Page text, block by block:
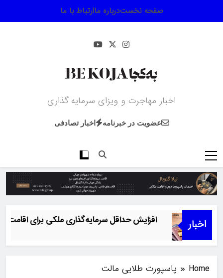
صفحه نخستدرباره ماارتباط با ما
اخبار مهاجرت و ویزای سرمایه گذاری
عضویت در خبرنامه اخبار تصادفی
اخبار افزایش حداقل سرمایه‌گذاری ملکی برای اقامت گرجستان به ۱۵۰ هزار
Home پاسپورت طلایی مالت